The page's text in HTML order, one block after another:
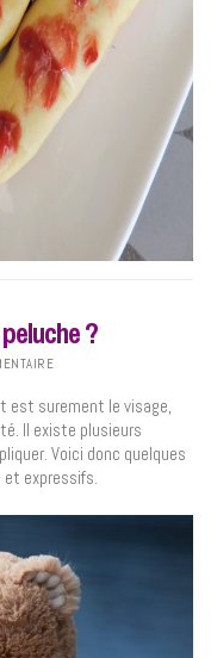
?
est surement le visage,
Il existe plusieurs
Voici donc quelques
et expressifs.